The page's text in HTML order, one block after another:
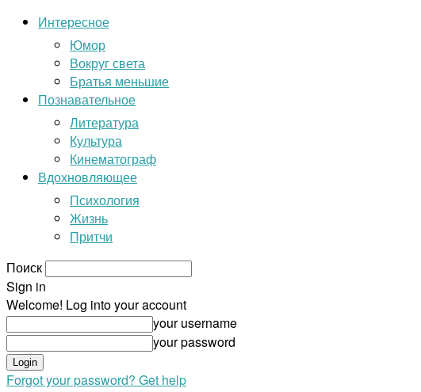
Интересное
Юмор
Вокруг света
Братья меньшие
Познавательное
Литература
Культура
Кинематограф
Вдохновляющее
Психология
Жизнь
Притчи
Поиск
Sign in
Welcome! Log into your account
your username
your password
Forgot your password? Get help